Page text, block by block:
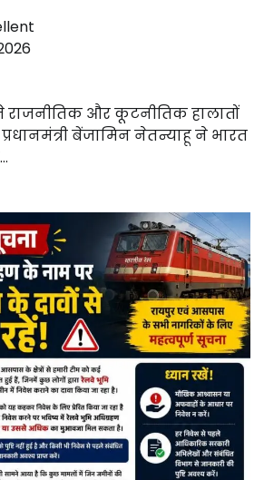
और कूटनीतिक हालातों
बेंजामिन नेतन्याहू ने भारत